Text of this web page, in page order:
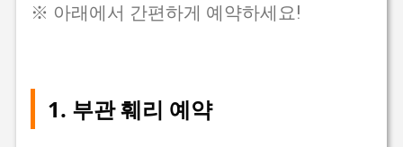
※ 아래에서 간편하게 예약하세요!
1. 부관 훼리 예약